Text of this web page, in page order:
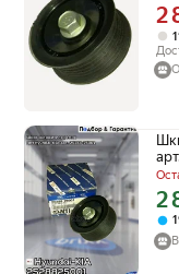
2
2